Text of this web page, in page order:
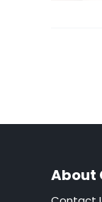
About